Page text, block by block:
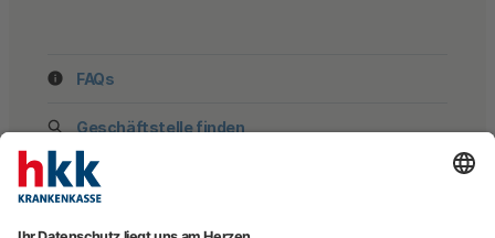
FAQs
Geschäftstelle finden
hkk Krankenkasse
28185 Bremen